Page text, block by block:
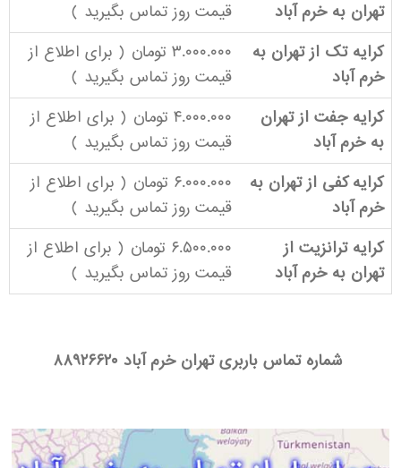
تهران به خرم آباد قیمت روز تماس بگیرید )
کرایه تک از تهران به
خرم آباد
۳.۰۰۰.۰۰۰ تومان ( برای اطلاع از
قیمت روز تماس بگیرید )
کرایه جفت از تهران
به خرم آباد
۴.۰۰۰.۰۰۰ تومان ( برای اطلاع از
قیمت روز تماس بگیرید )
کرایه کفی از تهران به
خرم آباد
۶.۰۰۰.۰۰۰ تومان ( برای اطلاع از
قیمت روز تماس بگیرید )
کرایه ترانزیت از
تهران به خرم آباد
۶.۵۰۰.۰۰۰ تومان ( برای اطلاع از
قیمت روز تماس بگیرید )
شماره تماس باربری تهران خرم آباد ۸۸۹۲۶۶۲۰